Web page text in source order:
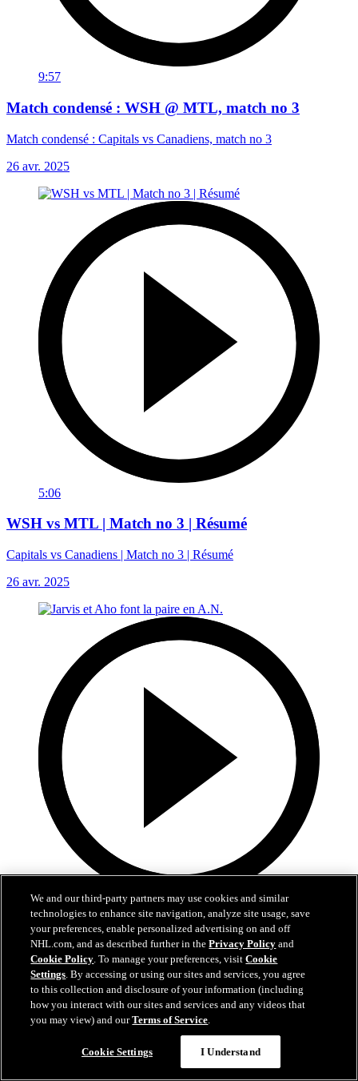
9:57
Match condensé : WSH @ MTL, match no 3
Match condensé : Capitals vs Canadiens, match no 3
26 avr. 2025
5:06
WSH vs MTL | Match no 3 | Résumé
Capitals vs Canadiens | Match no 3 | Résumé
26 avr. 2025
0:35
Jarvis et Aho font la paire en A.N.
CAR@NJD, #3: Jarvis complète un superbe échange avec Aho
26 avr. 2025
We and our third-party partners may use cookies and similar
technologies to enhance site navigation, analyze site usage, save
your preferences, enable personalized advertising on and off
NHL.com, and as described further in thePrivacy Policy and
Cookie Policy. To manage your preferences, visitCookie
Settings. By accessing or using our sites and services, you agree
to this collection and disclosure of your information (including
how you interact with our sites and services and any videos that
you may view) and ourTerms of Service.
Cookie Settings I Understand